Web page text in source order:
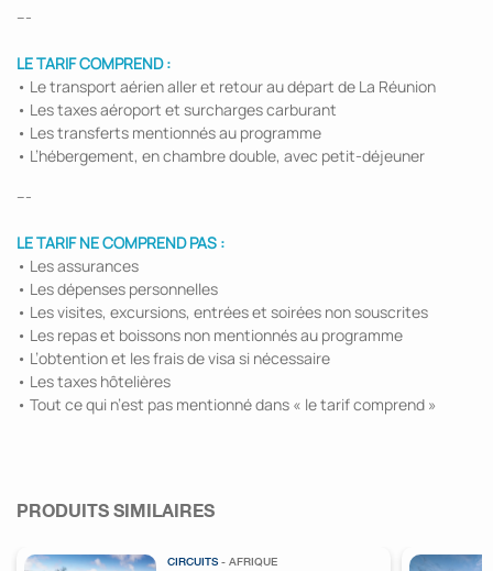
---
LE TARIF COMPREND :
• Le transport aérien aller et retour au départ de La Réunion
• Les taxes aéroport et surcharges carburant
• Les transferts mentionnés au programme
• L’hébergement, en chambre double, avec petit-déjeuner
---
LE TARIF NE COMPREND PAS :
• Les assurances
• Les dépenses personnelles
• Les visites, excursions, entrées et soirées non souscrites
• Les repas et boissons non mentionnés au programme
• L’obtention et les frais de visa si nécessaire
• Les taxes hôtelières
• Tout ce qui n’est pas mentionné dans « le tarif comprend »
PRODUITS SIMILAIRES
CIRCUITS - AFRIQUE